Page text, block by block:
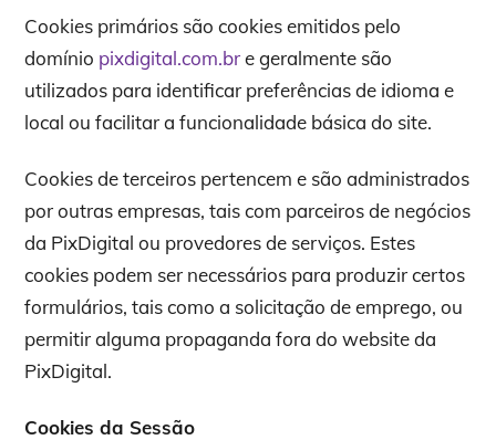
Cookies primários são cookies emitidos pelo
domínio pixdigital.com.bre geralmente são
utilizados para identificar preferências de idioma e
local ou facilitar a funcionalidade básica do site.
Cookies de terceiros pertencem e são administrados
por outras empresas, tais com parceiros de negócios
da PixDigital ou provedores de serviços. Estes
cookies podem ser necessários para produzir certos
formulários, tais como a solicitação de emprego, ou
permitir alguma propaganda fora do website da
PixDigital.
Cookies da Sessão